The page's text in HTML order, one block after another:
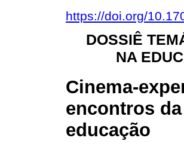
https://doi.org/
DOSSIÊ
NA
Cinema-
encontros
educação